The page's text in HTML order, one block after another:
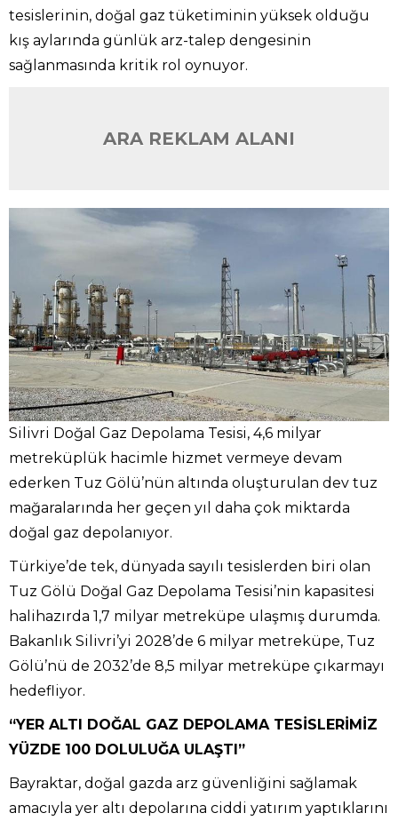
tesislerinin, doğal gaz tüketiminin yüksek olduğu
kış aylarında günlük arz-talep dengesinin
sağlanmasında kritik rol oynuyor.
ARA REKLAM ALANI
Silivri Doğal Gaz Depolama Tesisi, 4,6 milyar
metreküplük hacimle hizmet vermeye devam
ederken Tuz Gölü’nün altında oluşturulan dev tuz
mağaralarında her geçen yıl daha çok miktarda
doğal gaz depolanıyor.
Türkiye’de tek, dünyada sayılı tesislerden biri olan
Tuz Gölü Doğal Gaz Depolama Tesisi’nin kapasitesi
halihazırda 1,7 milyar metreküpe ulaşmış durumda.
Bakanlık Silivri’yi 2028’de 6 milyar metreküpe, Tuz
Gölü’nü de 2032’de 8,5 milyar metreküpe çıkarmayı
hedefliyor.
“YER ALTI DOĞAL GAZ DEPOLAMA TESİSLERİMİZ
YÜZDE 100 DOLULUĞA ULAŞTI”
Bayraktar, doğal gazda arz güvenliğini sağlamak
amacıyla yer altı depolarına ciddi yatırım yaptıklarını